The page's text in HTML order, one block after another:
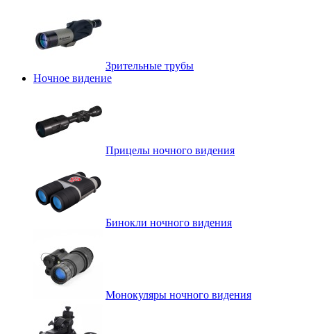
Зрительные трубы
Ночное видение
Прицелы ночного видения
Бинокли ночного видения
Монокуляры ночного видения